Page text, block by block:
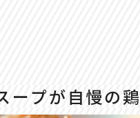
ープが自慢の